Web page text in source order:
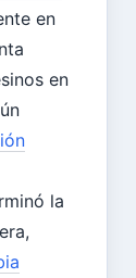
en
en
la